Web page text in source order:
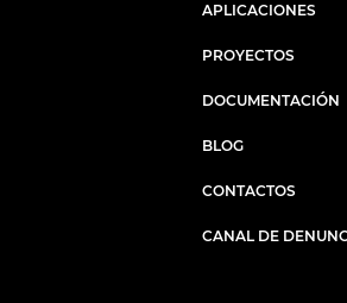
APLICACIONES
PROYECTOS
DOCUMENTACIÓN
BLOG
CONTACTOS
CANAL DE